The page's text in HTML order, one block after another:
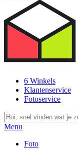
6 Winkels
Klantenservice
Fotoservice
Menu
Foto